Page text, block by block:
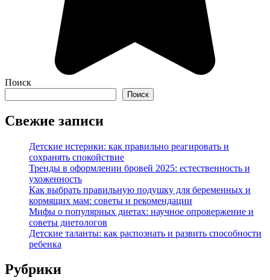
Поиск
Поиск
Свежие записи
Детские истерики: как правильно реагировать и
сохранять спокойствие
Тренды в оформлении бровей 2025: естественность и
ухоженность
Как выбрать правильную подушку для беременных и
кормящих мам: советы и рекомендации
Мифы о популярных диетах: научное опровержение и
советы диетологов
Детские таланты: как распознать и развить способности
ребенка
Рубрики